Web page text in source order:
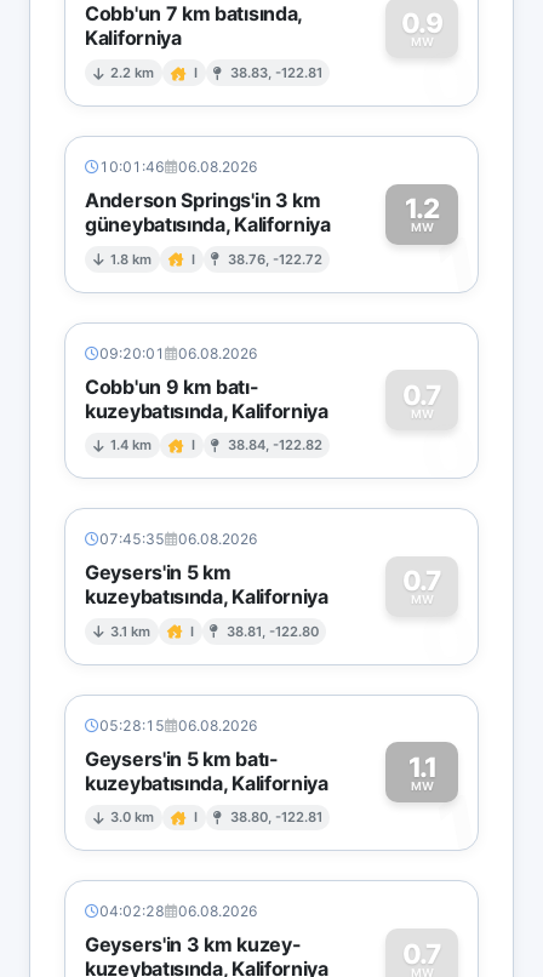
Cobb'un 7 km batısında,
Kaliforniya
2.2 km I 38.83, -122.81
0.9
MW
0
10:01:46 06.08.2026
Anderson Springs'in 3 km
güneybatısında, Kaliforniya
1.8 km I 38.76, -122.72
1.2
MW1
09:20:01 06.08.2026
Cobb'un 9 km batı-
kuzeybatısında, Kaliforniya
1.4 km I 38.84, -122.82
0.7
MW
0
07:45:35 06.08.2026
Geysers'in 5 km
kuzeybatısında, Kaliforniya
3.1 km I 38.81, -122.80
0.7
MW
0
05:28:15 06.08.2026
Geysers'in 5 km batı-
kuzeybatısında, Kaliforniya
3.0 km I 38.80, -122.81
1.1
MW1
04:02:28 06.08.2026
Geysers'in 3 km kuzey-
kuzeybatısında, Kaliforniya
0.7
MW